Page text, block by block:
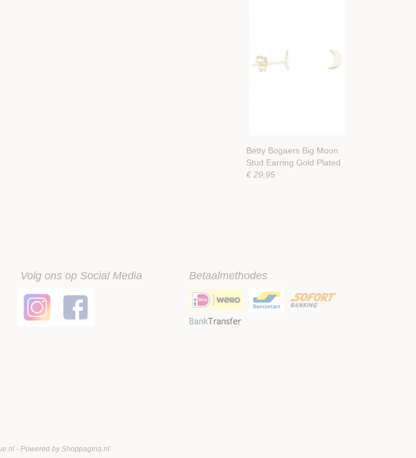
Betty Bogaers Big Moon
Stud Earring Gold Plated
€ 29,95
Volg ons op Social Media Betaalmethodes
- Powered by Shoppagina.nl